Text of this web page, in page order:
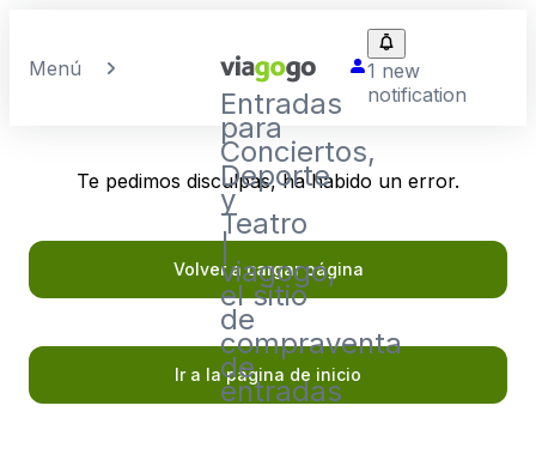
Menú
Entradas
para
Conciertos,
Deporte
y
Teatro
|
viagogo,
el sitio
de
compraventa
de
entradas
1 new
notification
Te pedimos disculpas, ha habido un error.
Volver a cargar página
Ir a la página de inicio